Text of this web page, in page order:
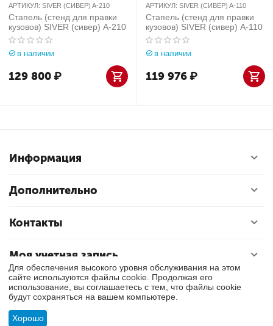
АРТИКУЛ: SIVER (СИВЕР) A-210
Стапель (стенд для правки
кузовов) SIVER (сивер) A-210
в наличии
129 800₽
АРТИКУЛ: SIVER (СИВЕР) A-110
Стапель (стенд для правки
кузовов) SIVER (сивер) A-110
в наличии
119 976₽
Информация
Дополнительно
Контакты
Моя учетная запись
© 2018 - 2026 Exly. Все права защищены.
Для обеспечения высокого уровня обслуживания на этом
сайте используются файлы cookie. Продолжая его
использование, вы соглашаетесь с тем, что файлы cookie
будут сохраняться на вашем компьютере.
Хорошо